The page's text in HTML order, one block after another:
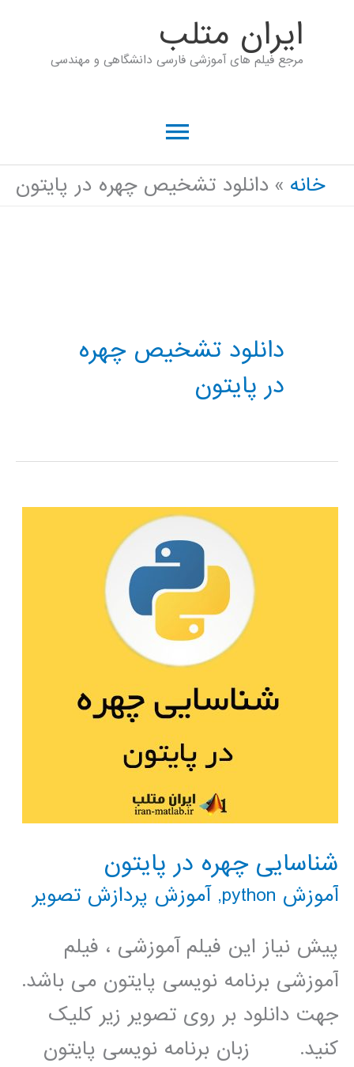
ايران متلب
مرجع فیلم های آموزشی فارسی دانشگاهی و مهندسی
فهرست
اصلی
خانه دانلود تشخیص چهره در پایتون
دانلود تشخیص چهره
در پایتون
شناسایی چهره در پایتون
آموزش python ,آموزش پردازش تصویر
پیش نیاز این فیلم آموزشی ، فیلم
آموزشی برنامه نویسی پایتون می باشد.
جهت دانلود بر روی تصویر زیر کلیک
کنید. زبان برنامه نویسی پایتون